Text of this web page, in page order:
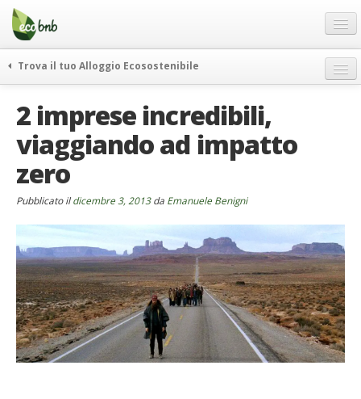
Menu
Salta
contenuto
Offerte Speciali
Regali
FAQ
Chi Siamo
Partner
Contatti
Italiano
German
English
Spanish
Trova il tuo Alloggio Ecosostenibile
itinerari
curiosità
vivere e viaggiare verde
2 imprese incredibili,
viaggiando ad impatto
zero
Pubblicato ildicembre 3, 2013da Emanuele Benigni